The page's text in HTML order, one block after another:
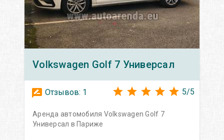
Volkswagen Golf 7 Универсал
Отзывов: 1 5/5
Аренда автомобиля Volkswagen Golf 7
Универсал в Париже